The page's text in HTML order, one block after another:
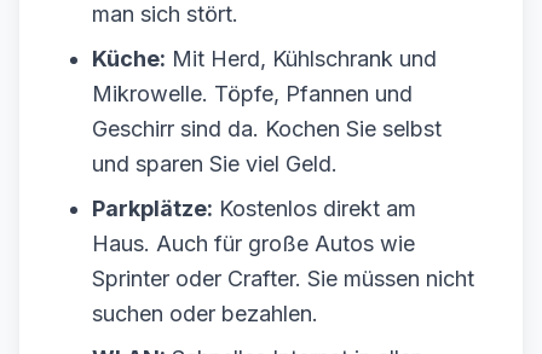
man sich stört.
Küche: Mit Herd, Kühlschrank und
Mikrowelle. Töpfe, Pfannen und
Geschirr sind da. Kochen Sie selbst
und sparen Sie viel Geld.
Parkplätze: Kostenlos direkt am
Haus. Auch für große Autos wie
Sprinter oder Crafter. Sie müssen nicht
suchen oder bezahlen.